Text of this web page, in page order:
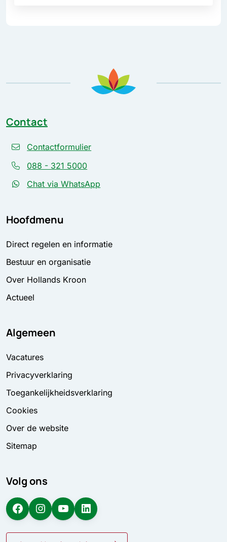
Contact
Contactformulier
088 - 321 5000
Chat via WhatsApp
Hoofdmenu
Direct regelen en informatie
Bestuur en organisatie
Over Hollands Kroon
Actueel
Algemeen
Vacatures
Privacyverklaring
Toegankelijkheidsverklaring
Cookies
Over de website
Sitemap
Volg ons
Facebook Instagram YouTube LinkedIn